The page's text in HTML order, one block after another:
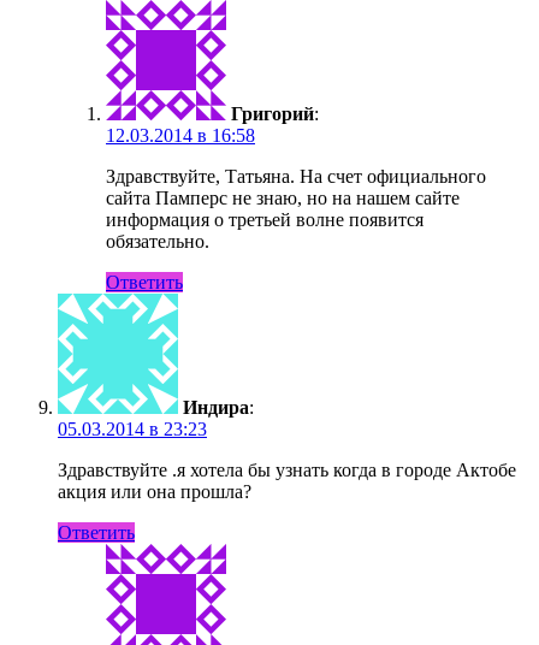
Григорий:
12.03.2014 в 16:58
Здравствуйте, Татьяна. На счет официального
сайта Памперс не знаю, но на нашем сайте
информация о третьей волне появится
обязательно.
Ответить
Индира:
05.03.2014 в 23:23
Здравствуйте .я хотела бы узнать когда в городе Актобе
акция или она прошла?
Ответить